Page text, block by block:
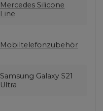
Mercedes Silicone
Line
Mobiltelefonzubehör
Samsung Galaxy S21
Ultra